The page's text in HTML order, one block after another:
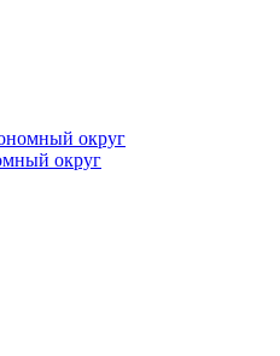
округ
округ